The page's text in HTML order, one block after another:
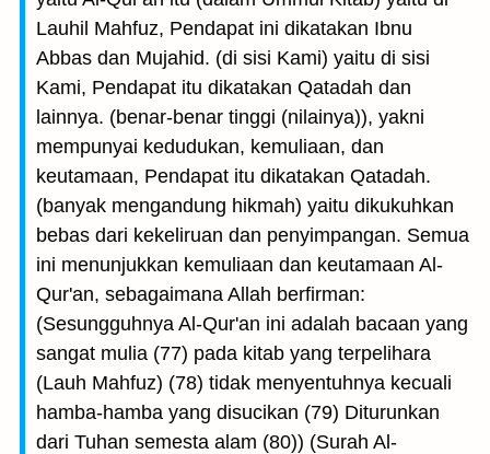
Lauhil Mahfuz, Pendapat ini dikatakan Ibnu
Abbas dan Mujahid. (di sisi Kami) yaitu di sisi
Kami, Pendapat itu dikatakan Qatadah dan
lainnya. (benar-benar tinggi (nilainya)), yakni
mempunyai kedudukan, kemuliaan, dan
keutamaan, Pendapat itu dikatakan Qatadah.
(banyak mengandung hikmah) yaitu dikukuhkan
bebas dari kekeliruan dan penyimpangan. Semua
ini menunjukkan kemuliaan dan keutamaan Al-
Qur'an, sebagaimana Allah berfirman:
(Sesungguhnya Al-Qur'an ini adalah bacaan yang
sangat mulia (77) pada kitab yang terpelihara
(Lauh Mahfuz) (78) tidak menyentuhnya kecuali
hamba-hamba yang disucikan (79) Diturunkan
dari Tuhan semesta alam (80)) (Surah Al-